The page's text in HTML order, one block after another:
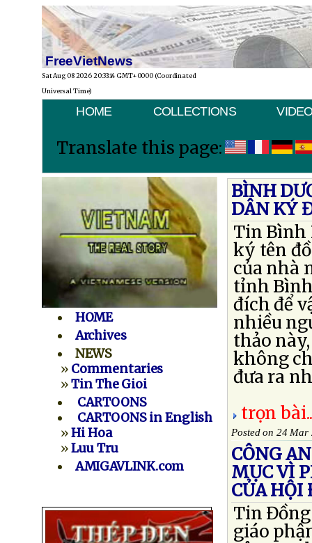
FreeVietNews
Sat Aug 08 2026 20:33:14 GMT+0000 (Coordinated
Universal Time)
HOME COLLECTIONS
Translate this page:
HOME
Archives
NEWS
» Commentaries
»Tin The Gioi
CARTOONS
CARTOONS in English
»Hi Hoa
»Luu Tru
AMIGAVLINK.com
BÌNH
DÂN KÝ
Tin Bình
ký tên
của nhà
tỉnh
đích để
nhiều
thảo
không
đưa ra
trọn
Posted on 24 Mar
CÔNG
MỤC VÌ
CỦA
Tin
giáo